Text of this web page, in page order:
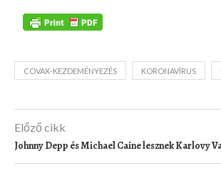
COVAX-KEZDEMÉNYEZÉS KORONAVÍRUS
Előző cikk
Johnny Depp és Michael Caine lesznek Karlovy